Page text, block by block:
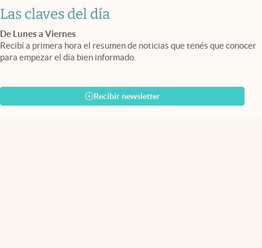
Las claves del día
De Lunes a Viernes
Recibí a primera hora el resumen de noticias que tenés que conocer
para empezar el día bien informado.
Recibir newsletter